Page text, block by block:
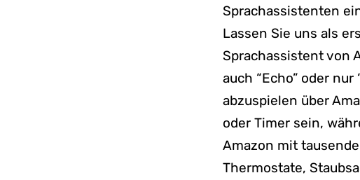
Sprachassistenten
Lassen Sie uns als
Sprachassistent von
auch “Echo” oder
abzuspielen über
oder Timer sein,
Amazon mit
Thermostate,